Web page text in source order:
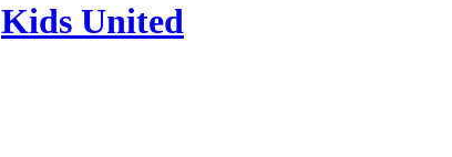
Kids United